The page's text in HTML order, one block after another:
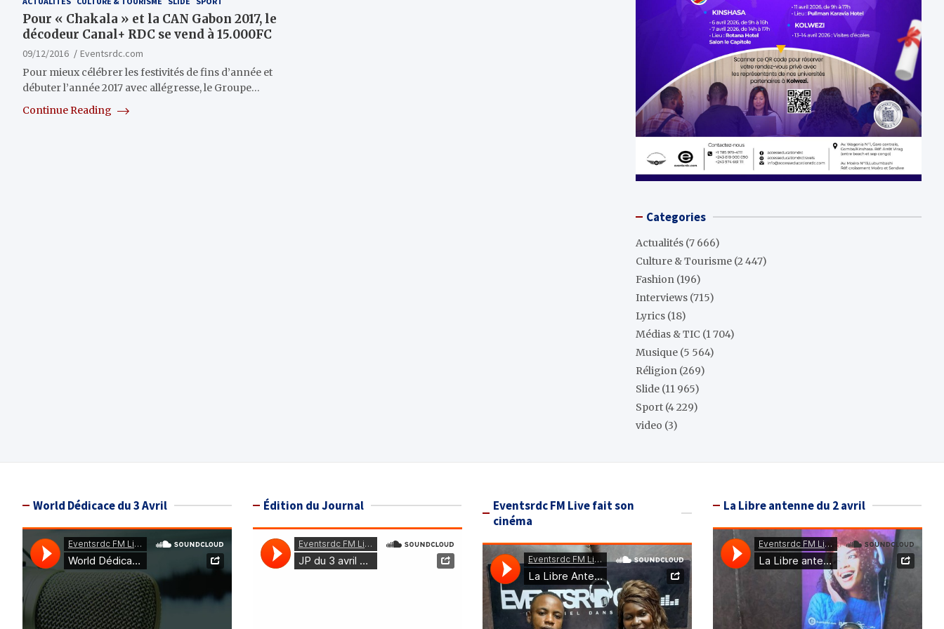
Pour « Chakala » et la CAN Gabon 2017, le
décodeur Canal+ RDC se vend à 15.000FC
09/12/2016
Eventsrdc.com
Pour mieux célébrer les festivités de fins d’année et
débuter l’année 2017 avec allégresse, le Groupe…
Continue Reading
Categories
Actualités (7 666)
Culture & Tourisme (2 447)
Fashion (196)
Interviews (715)
Lyrics (18)
Médias & TIC (1 704)
Musique (5 564)
Réligion (269)
Slide (11 965)
Sport (4 229)
video (3)
World Dédicace du 3 Avril Édition du Journal
Eventsrdc FM Live fait son
cinéma
La Libre antenne du 2 avril